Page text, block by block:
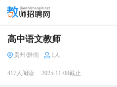
高中语文教师
贵州/黔南 1人
417人阅读 2025-11-08截止